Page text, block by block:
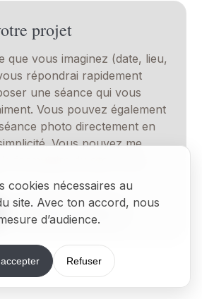
projet
que vous imaginez (date, lieu,
répondrai rapidement
une séance qui vous
Vous pouvez également
photo directement en
Vous pouvez me
formulaire du site ou au
Réserver ma séance
cookies nécessaires au
site. Avec ton accord, nous
d’audience.
Refuser